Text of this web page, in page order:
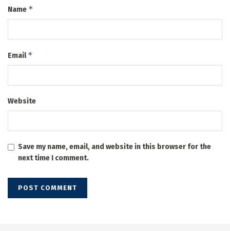
Name *
Email*
Website
Save my name, email, and website in this browser for the
next time I comment.